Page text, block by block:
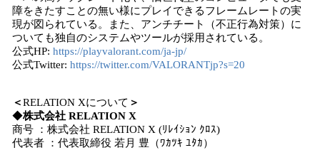
障をきたすことの無い様にプレイできるフレームレートの実
現が図られている。また、アンチチート（不正行為対策）に
ついても独自のシステムやツールが採用されている。
公式HP: https://playvalorant.com/ja-jp/
公式Twitter: https://twitter.com/VALORANTjp?s=20
＜RELATION Xについて ＞
◆株式会社 RELATION X
商号 ：株式会社 RELATION X (ﾘﾚｲｼｮﾝ ｸﾛｽ)
代表者 ：代表取締役 若月 豊（ﾜｶﾂｷ ﾕﾀｶ）